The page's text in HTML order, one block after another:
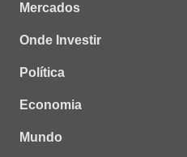
Mercados
Onde Investir
Política
Economia
Mundo